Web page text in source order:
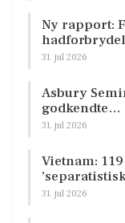
Ny rapport:
31. jul 2026
Asbury
godkendte…
31. jul 2026
Vietnam:
31. jul 2026